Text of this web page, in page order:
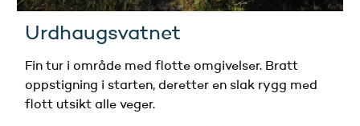
Urdhaugsvatnet
Fin tur i område med flotte omgivelser. Bratt
oppstigning i starten, deretter en slak rygg med
flott utsikt alle veger.